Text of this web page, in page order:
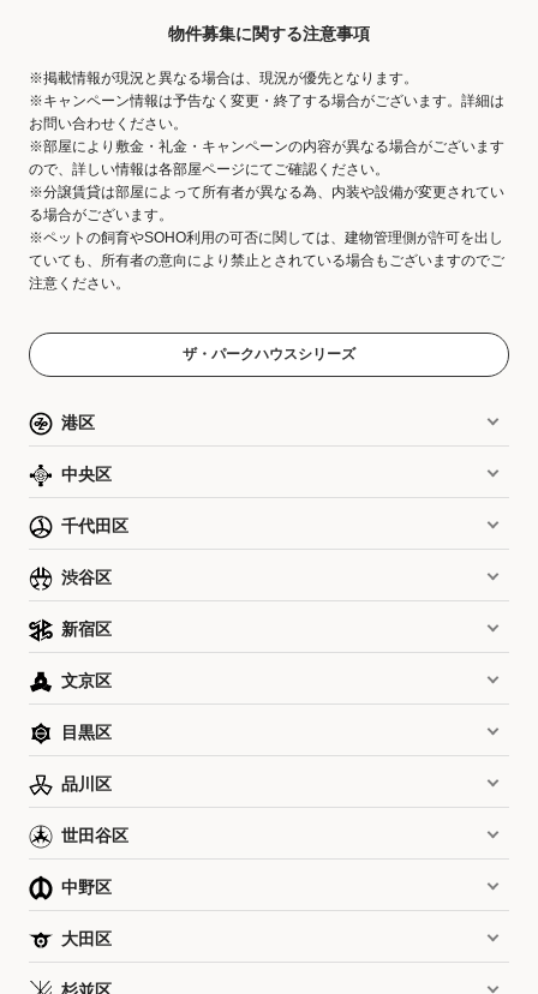
物件募集に関する注意事項
※掲載情報が現況と異なる場合は、現況が優先となります。
※キャンペーン情報は予告なく変更・終了する場合がございます。詳細は
お問い合わせください。
※部屋により敷金・礼金・キャンペーンの内容が異なる場合がございます
ので、詳しい情報は各部屋ページにてご確認ください。
※分譲賃貸は部屋によって所有者が異なる為、内装や設備が変更されてい
る場合がございます。
※ペットの飼育やSOHO利用の可否に関しては、建物管理側が許可を出し
ていても、所有者の意向により禁止とされている場合もございますのでご
注意ください。
ザ・パークハウスシリーズ
港区
中央区
千代田区
渋谷区
新宿区
文京区
目黒区
品川区
世田谷区
中野区
大田区
杉並区